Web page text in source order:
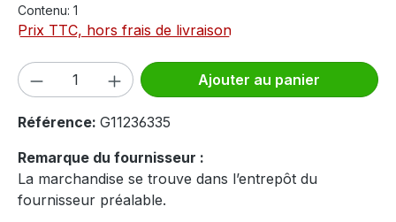
Contenu: 1
Prix TTC, hors frais de livraison
Quantité de produit : Entrez la
Ajouter au panier
Référence: G11236335
Remarque du fournisseur :
La marchandise se trouve dans l’entrepôt du
fournisseur préalable.